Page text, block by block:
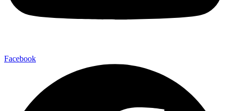
Facebook